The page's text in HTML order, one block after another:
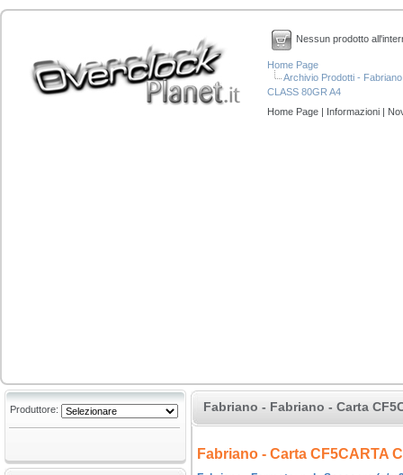
Nessun prodotto
Home Page
Archivio Prodotti -
CLASS 80GR A4
Home Page | Informazioni |
Produttore: Fabriano - Fabriano - Carta
Fabriano - Carta CF5CARTA